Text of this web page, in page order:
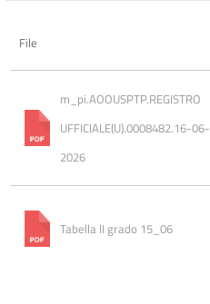
File
m_pi.AOOUSPTP.REGISTRO
UFFICIALE(U).0008482.16-06-
2026
Tabella II grado 15_06